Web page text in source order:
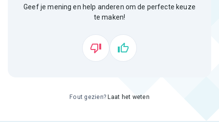
Geef je mening en help anderen om de perfecte keuze
te maken!
Fout gezien? Laat het weten